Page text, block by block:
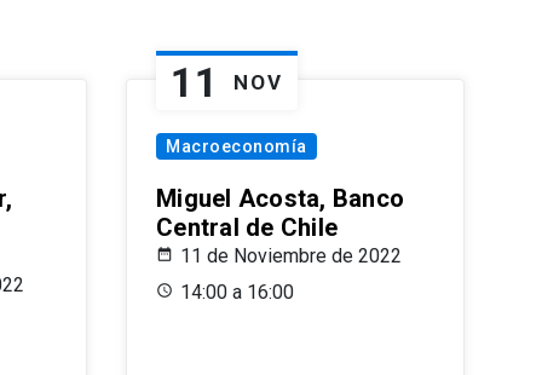
11 NOV
Macroeconomía
Miguel Acosta, Banco
Central de Chile
11 de Noviembre de 2022
14:00 a 16:00